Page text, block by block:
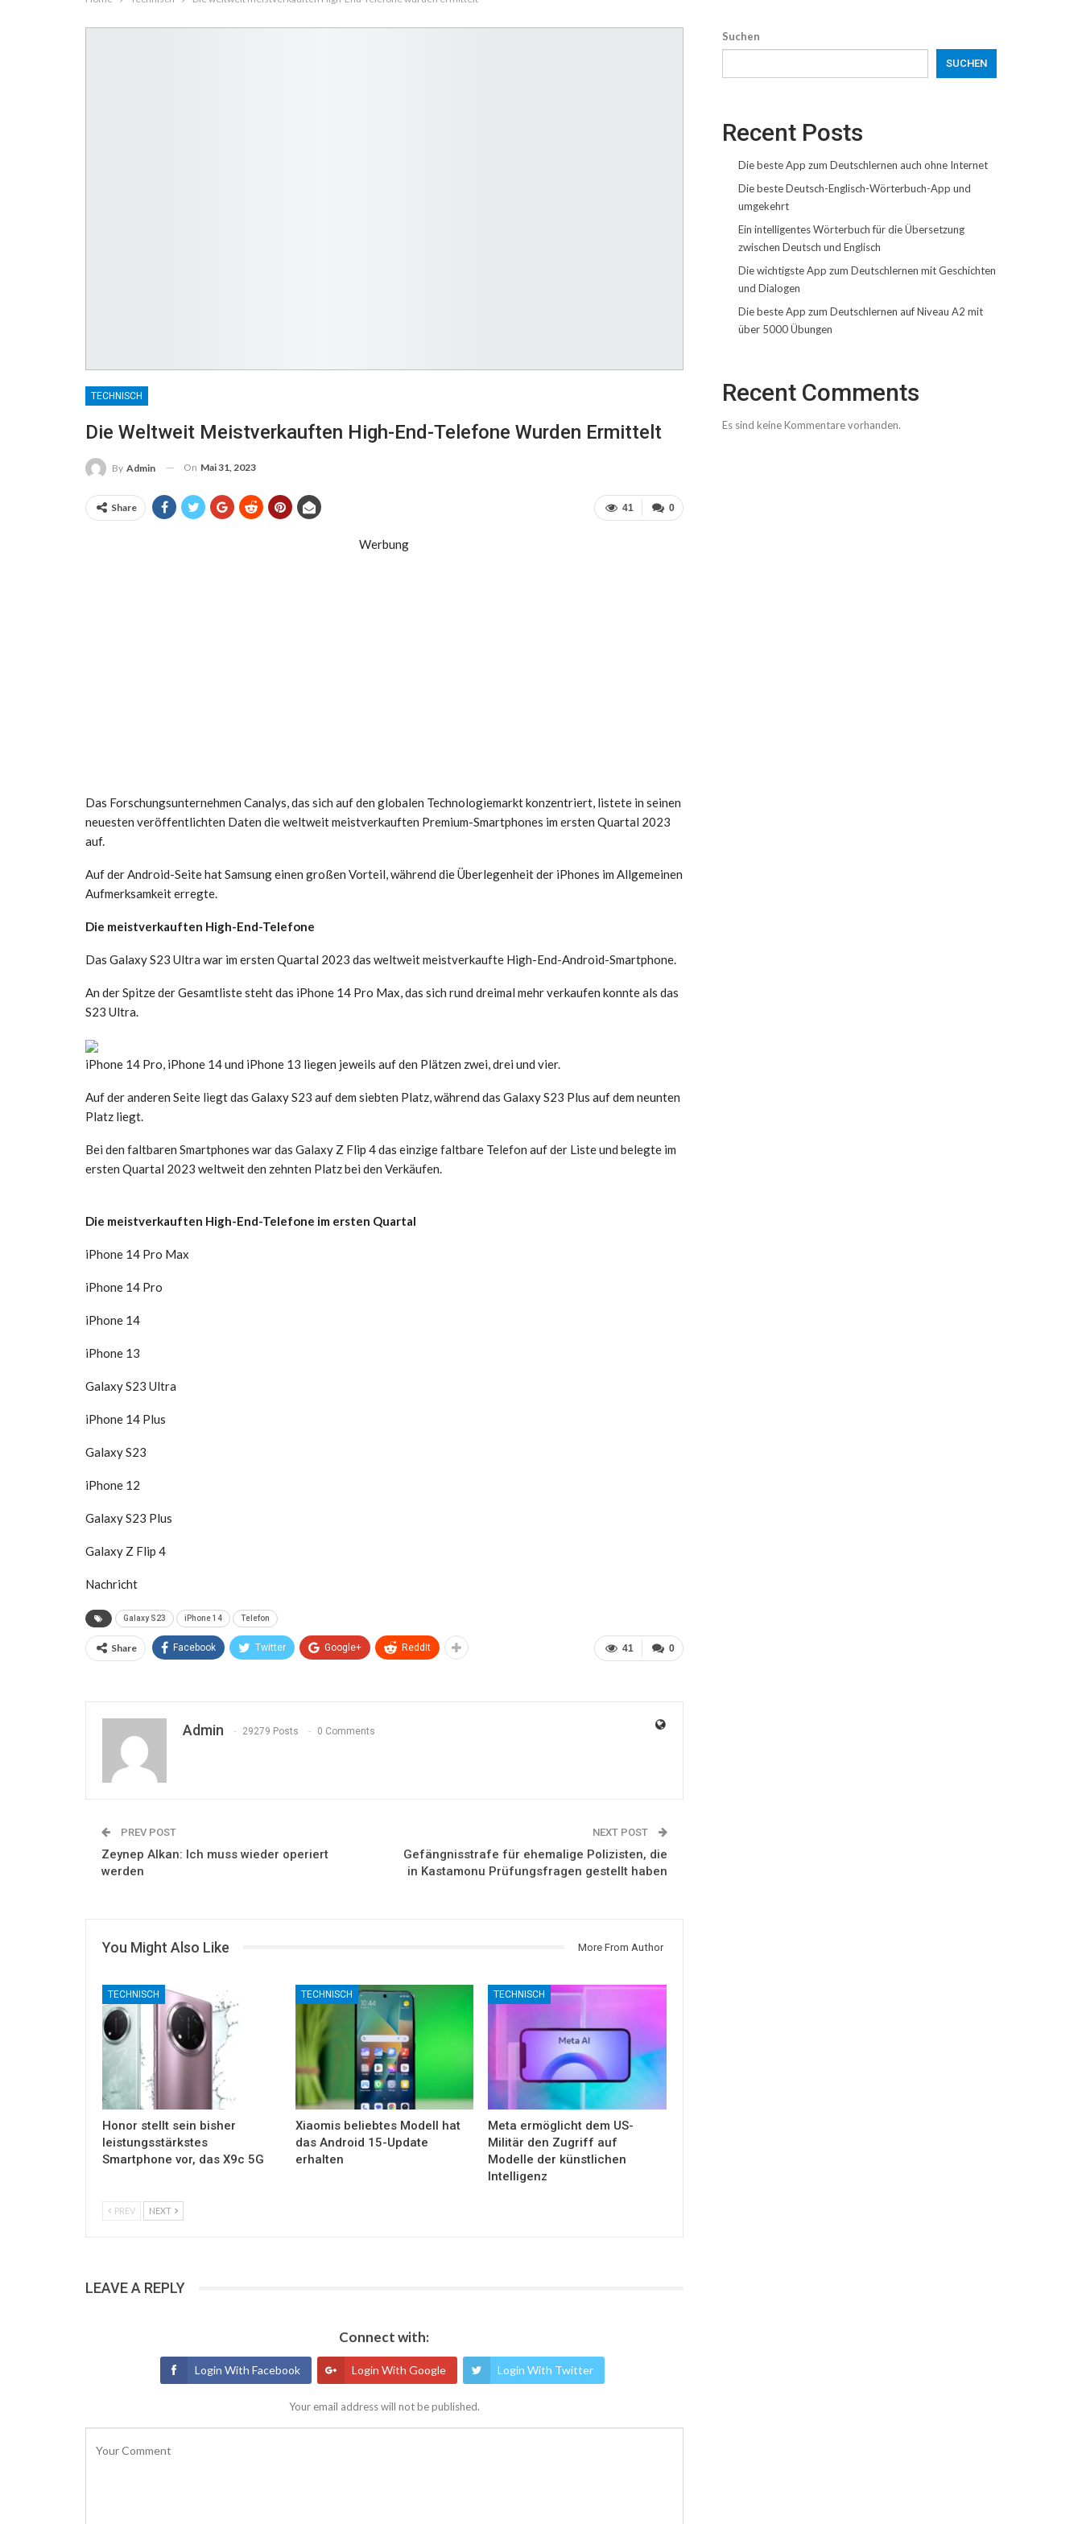
TECHNISCH
Die Weltweit Meistverkauften High-End-Telefone Wurden Ermittelt
By Admin On Mai 31, 2023
0
41
Share
Werbung
Das Forschungsunternehmen Canalys, das sich auf den globalen Technologiemarkt konzentriert, listete in seinen
neuesten veröffentlichten Daten die weltweit meistverkauften Premium-Smartphones im ersten Quartal 2023
auf.
Auf der Android-Seite hat Samsung einen großen Vorteil, während die Überlegenheit der iPhones im Allgemeinen
Aufmerksamkeit erregte.
Die meistverkauften High-End-Telefone
Das Galaxy S23 Ultra war im ersten Quartal 2023 das weltweit meistverkaufte High-End-Android-Smartphone.
An der Spitze der Gesamtliste steht das iPhone 14 Pro Max, das sich rund dreimal mehr verkaufen konnte als das
S23 Ultra.
iPhone 14 Pro, iPhone 14 und iPhone 13 liegen jeweils auf den Plätzen zwei, drei und vier.
Auf der anderen Seite liegt das Galaxy S23 auf dem siebten Platz, während das Galaxy S23 Plus auf dem neunten
Platz liegt.
Bei den faltbaren Smartphones war das Galaxy Z Flip 4 das einzige faltbare Telefon auf der Liste und belegte im
ersten Quartal 2023 weltweit den zehnten Platz bei den Verkäufen.
Die meistverkauften High-End-Telefone im ersten Quartal
iPhone 14 Pro Max
iPhone 14 Pro
iPhone 14
iPhone 13
Galaxy S23 Ultra
iPhone 14 Plus
Galaxy S23
iPhone 12
Galaxy S23 Plus
Galaxy Z Flip 4
Nachricht
Galaxy S23 iPhone 14 Telefon
0
41
Share Facebook Twitter Google+ ReddIt
Admin 29279 Posts 0 Comments
PREV POST
Zeynep Alkan: Ich muss wieder operiert
werden
NEXT POST
Gefängnisstrafe für ehemalige Polizisten, die
in Kastamonu Prüfungsfragen gestellt haben
You Might Also Like More From Author
TECHNISCH
Honor stellt sein bisher
leistungsstärkstes
Smartphone vor, das X9c 5G
TECHNISCH
Xiaomis beliebtes Modell hat
das Android 15-Update
erhalten
TECHNISCH
Meta ermöglicht dem US-
Militär den Zugriff auf
Modelle der künstlichen
Intelligenz
PREV NEXT
LEAVE A REPLY
Connect with:
Login With Facebook Login With Google Login With Twitter
Your email address will not be published.
Suchen
SUCHEN
Recent Posts
Die beste App zum Deutschlernen auch ohne Internet
Die beste Deutsch-Englisch-Wörterbuch-App und
umgekehrt
Ein intelligentes Wörterbuch für die Übersetzung
zwischen Deutsch und Englisch
Die wichtigste App zum Deutschlernen mit Geschichten
und Dialogen
Die beste App zum Deutschlernen auf Niveau A2 mit
über 5000 Übungen
Recent Comments
Es sind keine Kommentare vorhanden.